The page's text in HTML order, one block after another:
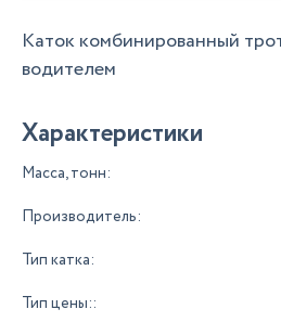
Каток комбинированный
водителем
Характеристики
Масса, тонн:
Производитель:
Тип катка:
Тип цены::